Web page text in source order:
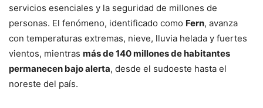
servicios esenciales y la seguridad de millones de
personas. El fenómeno, identificado como Fern, avanza
con temperaturas extremas, nieve, lluvia helada y fuertes
vientos, mientras más de 140 millones de habitantes
permanecen bajo alerta, desde el sudoeste hasta el
noreste del país.